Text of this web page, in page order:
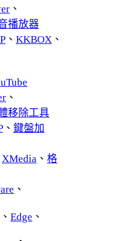
、
播放器
、 KKBOX 、
、
移除工具
、 鍵盤加
XMedia 、 格
、
、 Edge 、